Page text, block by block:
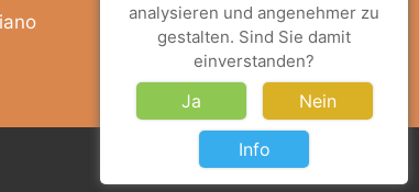
analysieren und angenehmer zu
gestalten. Sind Sie damit
einverstanden?
Ja Nein
Info